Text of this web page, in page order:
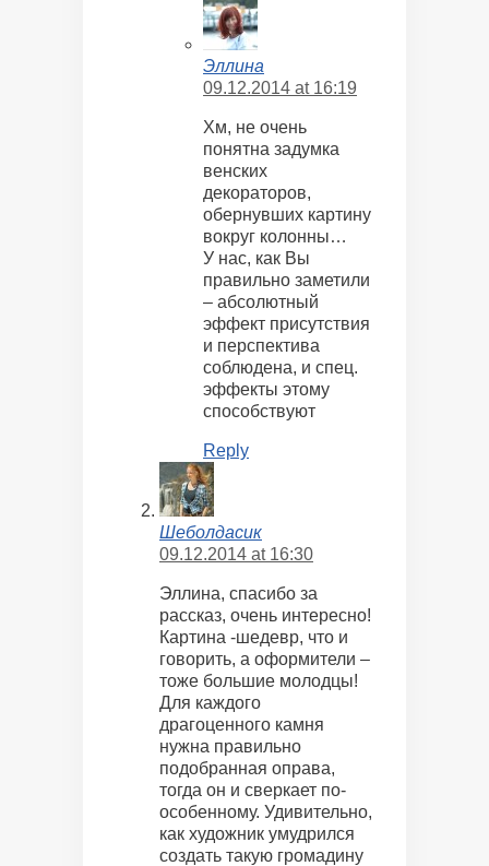
Эллина
09.12.2014 at 16:19
Хм, не очень
понятна задумка
венских
декораторов,
обернувших картину
вокруг колонны…
У нас, как Вы
правильно заметили
– абсолютный
эффект присутствия
и перспектива
соблюдена, и спец.
эффекты этому
способствуют
Reply
Шеболдасик
09.12.2014 at 16:30
Эллина, спасибо за
рассказ, очень интересно!
Картина -шедевр, что и
говорить, а оформители –
тоже большие молодцы!
Для каждого
драгоценного камня
нужна правильно
подобранная оправа,
тогда он и сверкает по-
особенному. Удивительно,
как художник умудрился
создать такую громадину